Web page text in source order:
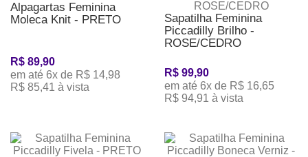
Alpagartas Feminina
Moleca Knit - PRETO
R$ 89,90
em até 6x de R$ 14,98
R$ 85,41 à vista
Sapatilha Feminina
Piccadilly Brilho -
ROSE/CEDRO
R$ 99,90
em até 6x de R$ 16,65
R$ 94,91 à vista